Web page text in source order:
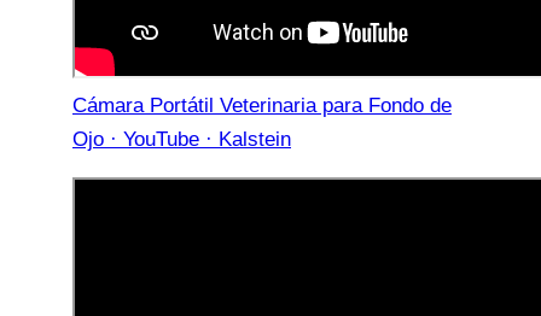
Cámara Portátil Veterinaria para Fondo de
Ojo · YouTube · Kalstein